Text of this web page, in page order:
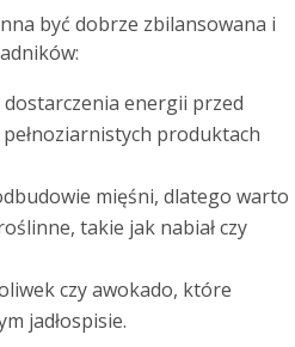
być dobrze zbilansowana i
energii przed
produktach
mięśni, dlatego warto
takie jak nabiał czy
czy awokado, które
jadłospisie.